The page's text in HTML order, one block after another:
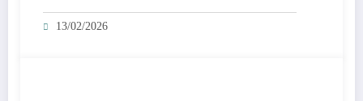
13/02/2026